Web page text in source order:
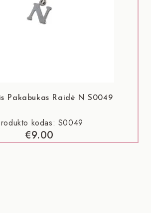
Pakabukas Raidė N S0049
kodas: S0049
€9.00